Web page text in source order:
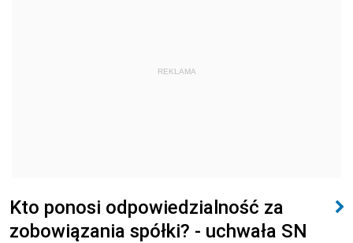
REKLAMA
Kto ponosi odpowiedzialność za
zobowiązania spółki? - uchwała SN